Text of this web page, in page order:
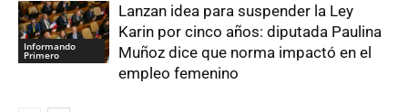
Informando
Primero
Lanzan idea para suspender la Ley
Karin por cinco años: diputada Paulina
Muñoz dice que norma impactó en el
empleo femenino